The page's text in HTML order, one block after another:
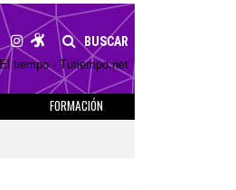
BUSCAR
El tiempo - Tutiempo.net
FORMACIÓN